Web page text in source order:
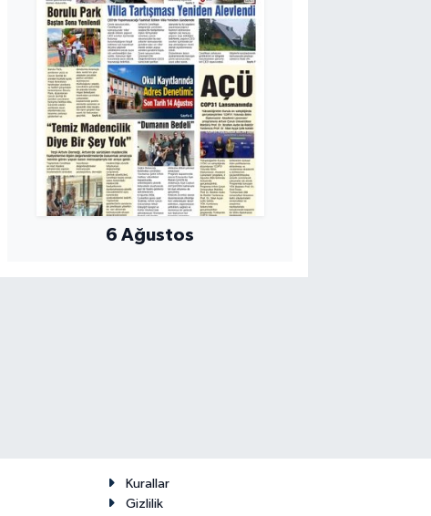
6 Ağustos
Kurallar
Gizlilik